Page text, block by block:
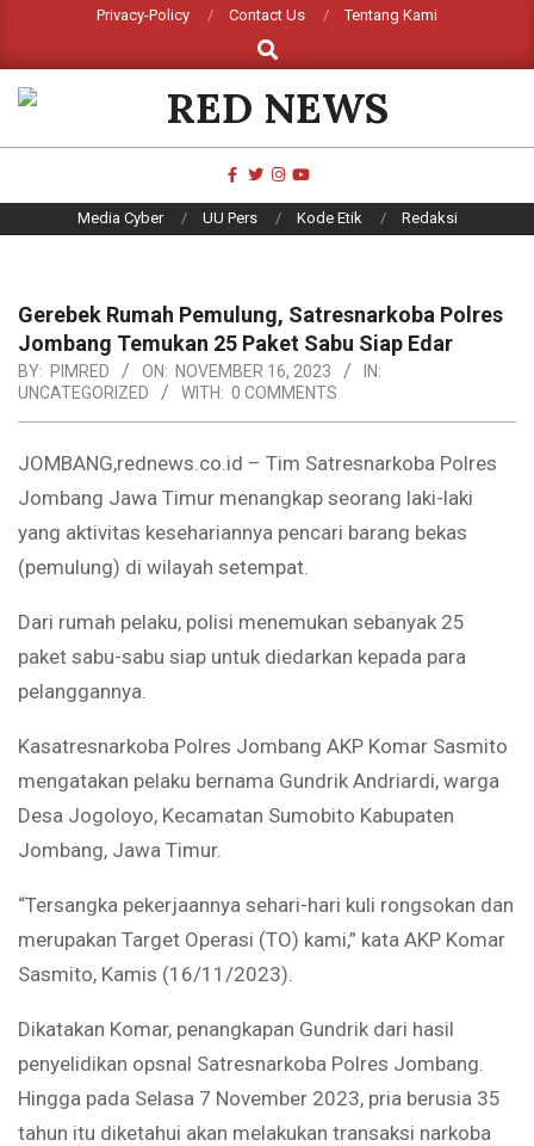
content
Privacy-Policy Contact Us
Tentang Kami
Search
RED
NEWS
Media Cyber UU Pers Kode Etik Redaksi
Gerebek Rumah Pemulung, Satresnarkoba Polres
Jombang Temukan 25 Paket Sabu Siap Edar
BY: PIMRED ON: NOVEMBER 16, 2023
IN:
UNCATEGORIZED
WITH: 0 COMMENTS
JOMBANG,rednews.co.id – Tim Satresnarkoba Polres
Jombang Jawa Timur menangkap seorang laki-laki
yang aktivitas kesehariannya pencari barang bekas
(pemulung) di wilayah setempat.
Dari rumah pelaku, polisi menemukan sebanyak 25
paket sabu-sabu siap untuk diedarkan kepada para
pelanggannya.
Kasatresnarkoba Polres Jombang AKP Komar Sasmito
mengatakan pelaku bernama Gundrik Andriardi, warga
Desa Jogoloyo, Kecamatan Sumobito Kabupaten
Jombang, Jawa Timur.
“Tersangka pekerjaannya sehari-hari kuli rongsokan dan
merupakan Target Operasi (TO) kami,” kata AKP Komar
Sasmito, Kamis (16/11/2023).
Dikatakan Komar, penangkapan Gundrik dari hasil
penyelidikan opsnal Satresnarkoba Polres Jombang.
Hingga pada Selasa 7 November 2023, pria berusia 35
tahun itu diketahui akan melakukan transaksi narkoba